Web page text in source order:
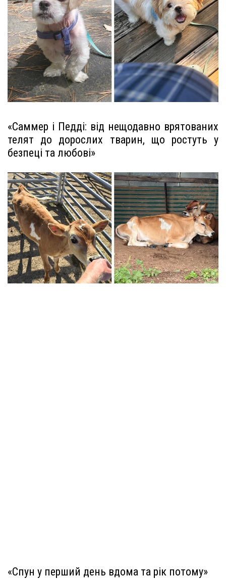
«Саммер і Педді: від нещодавно врятованих
телят до дорослих тварин, що ростуть у
безпеці та любові»
«Спун у перший день вдома та рік потому»